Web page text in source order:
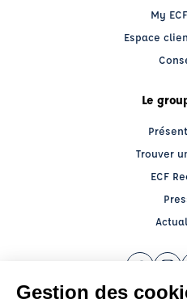
My
Espace
Le
Trouver
ECF